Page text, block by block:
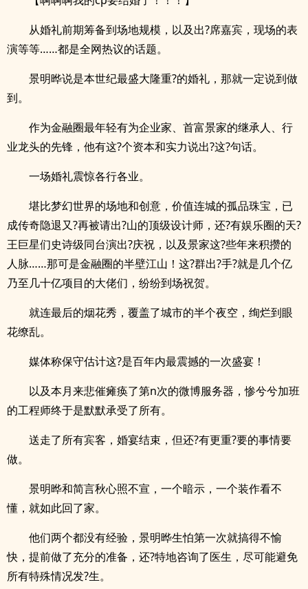
从婚礼前期筹备到场地规模，以及出?席嘉宾，现场的表
演等等……都是全网热议的话题。
景明晔说是本世纪最盛大隆重?的婚礼，那就一定说到做
到。
作为金融圈最年轻有为企业家、首富景家的继承人、行
业龙头的先锋，他有这?个资本和实力说出?这?句话。
一场婚礼震惊各行各业。
堪比梦幻世界的场地和创意，价值连城的孤品珠宝，已
成传奇隐退又?再被请出?山的顶级设计师，还?有娱乐圈的天?
王巨星们史诗级同台演出?庆祝，以及景家这?些年来积攒的
人脉……那可是金融圈的半壁江山！这?群出?手?就是几个亿
乃至几十亿项目的大佬们，纷纷到场祝贺。
就连最后的烟花秀，覆盖了城市的半个夜空，绚烂到眼
花缭乱。
媒体称保守估计这?是百年内最震撼的一次盛宴！
以及本月来悲催瘫痪了第n次的微博服务器，惨兮兮加班
的工程师终于是默默承受了所有。
送走了所有宾客，婚宴结束，但还?有更重?要的事情要
做。
景明晔和简言秋心照不宣，一个暗示，一个装作看不
懂，就如此回了家。
他们两个都没有经验，景明晔生怕第一次就搞得不愉
快，提前做了充分的准备，还?特地咨询了医生，尽可能避免
所有特殊情况发?生。